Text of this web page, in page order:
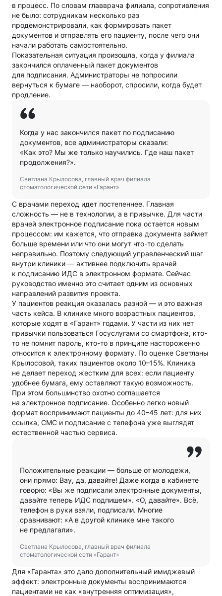
в процесс. По словам главврача филиала, сопротивления
не было: сотрудникам несколько раз
продемонстрировали, как формировать пакет
документов и отправлять его пациенту, после чего они
начали работать самостоятельно.
Показательная ситуация произошла, когда у филиала
закончился оплаченный пакет документов
для подписания. Администраторы не попросили
вернуться к бумаге — наоборот, спросили, когда будет
продление.
Когда у нас закончился пакет по подписанию
документов, все администраторы сказали:
«Как это? Мы же только научились. Где наш пакет
продолжения?».
Светлана Крылосова, главный врач филиала
стоматологической сети «Гарант»
С врачами переход идет постепеннее. Главная
сложность — не в технологии, а в привычке. Для части
врачей электронное подписание пока остается новым
процессом: им кажется, что отправка документа займет
больше времени или что они могут что-то сделать
неправильно. Поэтому следующий управленческий шаг
внутри клиники — активнее подключить врачей
к подписанию ИДС в электронном формате. Сейчас
руководство именно это считает одним из основных
направлений развития проекта.
У пациентов реакция оказалась разной — и это важная
часть кейса. В клинике много возрастных пациентов,
которые ходят в «Гарант» годами. У части из них нет
привычки пользоваться Госуслугами со смартфона, кто-
то не помнит пароль, кто-то в принципе настороженно
относится к электронному формату. По оценке Светланы
Крылосовой, таких пациентов около 10–15%. Клиника
не делает переход жестким для всех: если пациенту
удобнее бумага, ему оставляют такую возможность.
При этом большинство охотно соглашается
на электронное подписание. Особенно легко новый
формат воспринимают пациенты до 40–45 лет: для них
ссылка, СМС и подписание с телефона уже выглядят
естественной частью сервиса.
Положительные реакции — больше от молодежи,
они прямо: Вау, да, давайте! Даже когда в кабинете
говорю: «Вы же подписали электронные документы,
давайте теперь ИДС подпишем». «О, давайте». Всё,
телефон в руки взяли, подписали. Многие
сравнивают: «А в другой клинике мне такого
не предлагали».
Светлана Крылосова, главный врач филиала
стоматологической сети «Гарант»
Для «Гаранта» это дало дополнительный имиджевый
эффект: электронные документы воспринимаются
пациентами не как «внутренняя оптимизация»,